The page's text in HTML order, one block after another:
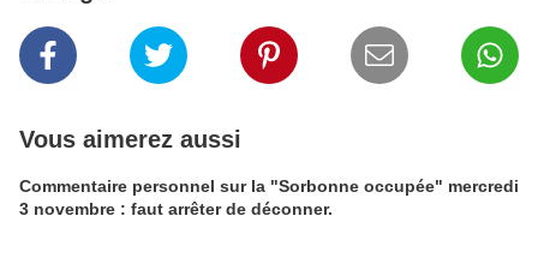
Vous aimerez aussi
Commentaire personnel sur la "Sorbonne occupée" mercredi
3 novembre : faut arrêter de déconner.